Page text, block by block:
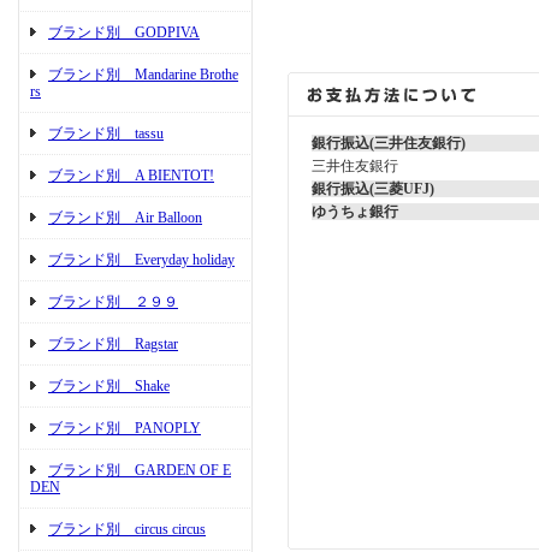
ブランド別 GODPIVA
ブランド別 Mandarine Brothe
rs
ブランド別 tassu
ブランド別 A BIENTOT!
ブランド別 Air Balloon
ブランド別 Everyday holiday
ブランド別 ２９９
ブランド別 Ragstar
ブランド別 Shake
ブランド別 PANOPLY
ブランド別 GARDEN OF E
DEN
ブランド別 circus circus
銀行振込(三井住友銀行)
三井住友銀行
銀行振込(三菱UFJ)
ゆうちょ銀行